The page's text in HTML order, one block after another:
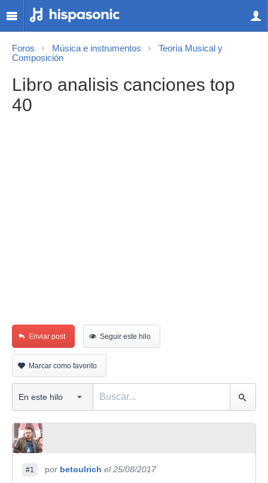
Foros Música e instrumentos
Teoría Musical y
Composición
Libro analisis canciones top
40
Enviar post Seguir este hilo
Marcar como favorito
#1 por betoulrich el 25/08/2017